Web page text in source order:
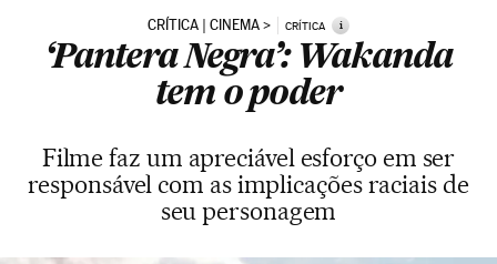
CRÍTICA | CINEMA CRÍTICA i
‘Pantera Negra’: Wakanda
tem o poder
Filme faz um apreciável esforço em ser
responsável com as implicações raciais de
seu personagem